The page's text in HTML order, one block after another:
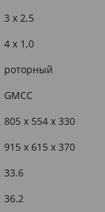
3 х 2,5
4 х 1,0
роторный
GMCC
805 x 554 x 330
915 x 615 x 370
33.6
36.2